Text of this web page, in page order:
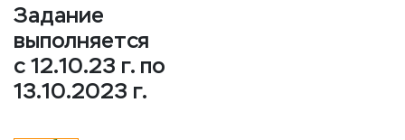
Задание
выполняется
с 12.10.23 г. по
13.10.2023 г.